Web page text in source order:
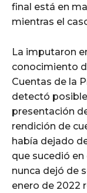
final está en
mientras el
La imputaron
conocimiento
Cuentas de la
detectó
presentación
rendición de
había dejado
que sucedió
nunca dejó de
enero de 2022